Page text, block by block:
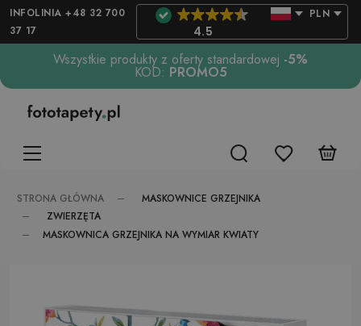
INFOLINIA +48 32 700
37 17
4.5
PLN
Wszystkie produkty z oferty standardowej -5%
KOD: PROMO5
STRONA GŁÓWNA
MASKOWNICE GRZEJNIKA
ZWIERZĘTA
MASKOWNICA GRZEJNIKA NA WYMIAR KWIATY